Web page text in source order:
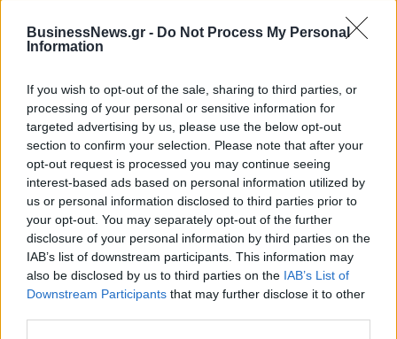
BusinessNews.gr - Do Not Process My Personal
Information
If you wish to opt-out of the sale, sharing to third parties, or
processing of your personal or sensitive information for
targeted advertising by us, please use the below opt-out
section to confirm your selection. Please note that after your
opt-out request is processed you may continue seeing
interest-based ads based on personal information utilized by
us or personal information disclosed to third parties prior to
your opt-out. You may separately opt-out of the further
disclosure of your personal information by third parties on the
IAB’s list of downstream participants. This information may
also be disclosed by us to third parties on the IAB’s List of
Downstream Participants that may further disclose it to other
ΠΕΡΙΣΣΌΤΕΡΑ ΣΕ ΑΥΤΉ ΤΗΝ ΚΑΤΗΓΟΡΊΑ
ΕΛΣΤΑΤ: Μειώθηκε 18,8%
η κυκλοφορία νέων
οχημάτων τον Φεβρουάριο
11/03/2021 - 12:52
Τσακρής: Βρισκόμαστε
στην κορύφωση του 3ου
κύματος
11/03/2021 - 12:54